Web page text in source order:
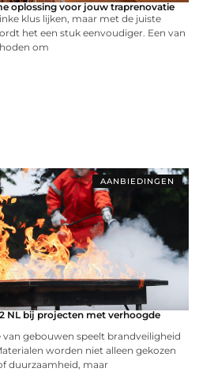
oplossing voor jouw traprenovatie
klus lijken, maar met de juiste
het een stuk eenvoudiger. Een van
om
AANBIEDINGEN
NL bij projecten met verhoogde
gebouwen speelt brandveiligheid
worden niet alleen gekozen
duurzaamheid, maar